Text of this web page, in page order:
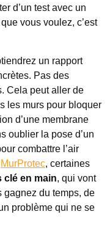
d’un test avec un
vous voulez, c’est
un rapport
Pas des
Cela peut aller de
les murs pour bloquer
d’une membrane
oublier la pose d’un
combattre l’air
MurProtec, certaines
en main, qui vont
gagnez du temps, de
problème qui ne se